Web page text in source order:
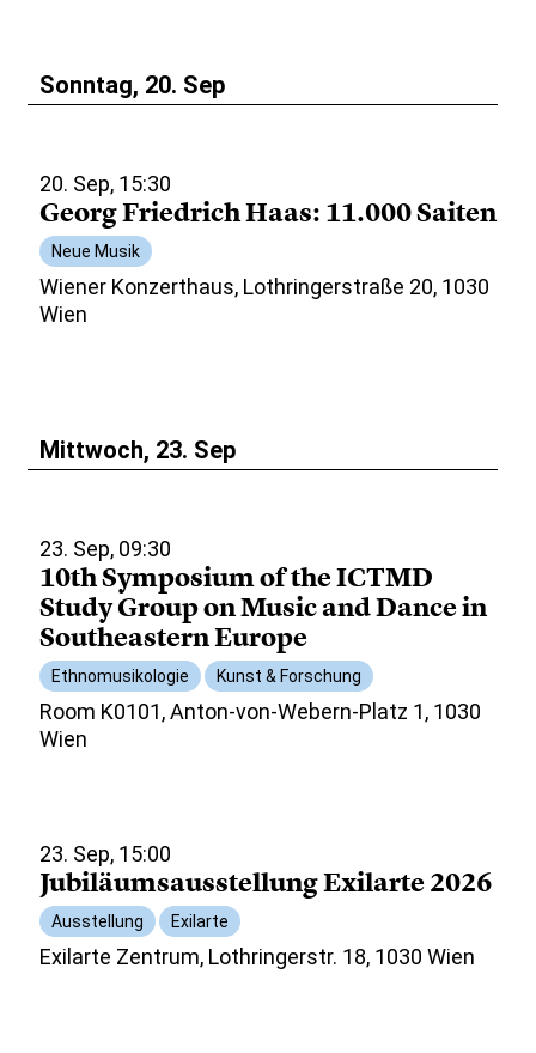
Sonntag, 20. Sep
20. Sep, 15:30
Georg Friedrich Haas: 11.000 Saiten
Neue Musik
Wiener Konzerthaus, Lothringerstraße 20, 1030
Wien
Mittwoch, 23. Sep
23. Sep, 09:30
10th Symposium of the ICTMD
Study Group on Music and Dance in
Southeastern Europe
Ethnomusikologie Kunst & Forschung
Room K0101, Anton-von-Webern-Platz 1, 1030
Wien
23. Sep, 15:00
Jubiläumsausstellung Exilarte 2026
Ausstellung Exilarte
Exilarte Zentrum, Lothringerstr. 18, 1030 Wien